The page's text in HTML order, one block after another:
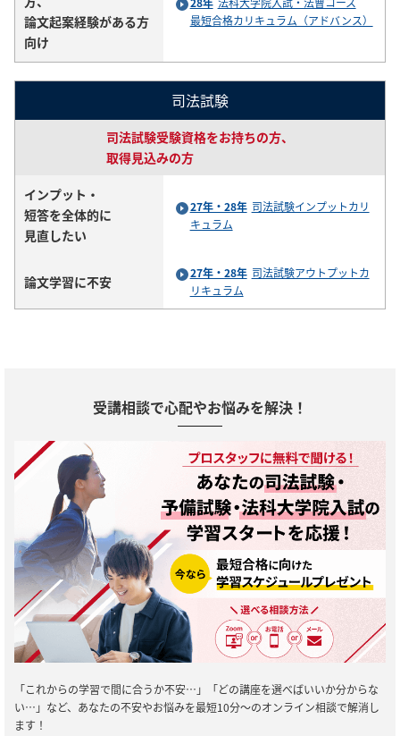
論文起案経験がある方
向け
最短合格カリキュラム（アドバンス）
司法試験
司法試験受験資格をお持ちの方、
取得見込みの方
インプット・
短答を全体的に
見直したい
27年・28年 司法試験インプットカリ
キュラム
論文学習に不安 27年・28年 司法試験アウトプットカ
リキュラム
受講相談で心配やお悩みを解決！
「これからの学習で間に合うか不安…」「どの講座を選べばいいか分からな
い…」など、あなたの不安やお悩みを最短10分～のオンライン相談で解消し
ます！